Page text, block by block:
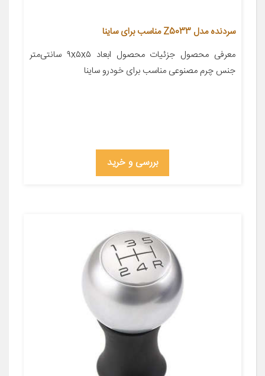
سردنده مدل Z5033 مناسب برای ساینا
معرفی محصول جزئیات محصول ابعاد ۹x۵x۵ سانتی‌متر
جنس چرم مصنوعی مناسب برای خودرو ساینا
بررسی و خرید